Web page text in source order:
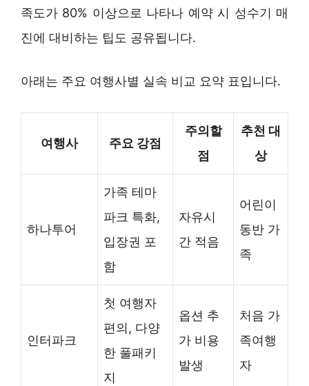
족도가 80% 이상으로 나타나 예약 시 성수기 매
진에 대비하는 팁도 공유됩니다.
아래는 주요 여행사별 실속 비교 요약 표입니다.
여행사 주요 강점
주의할
점
추천 대
상
하나투어
가족 테마
파크 특화,
입장권 포
함
자유시
간 적음
어린이
동반 가
족
인터파크
첫 여행자
편의, 다양
한 풀패키
지
옵션 추
가 비용
발생
처음 가
족여행
자